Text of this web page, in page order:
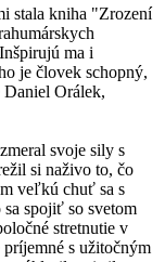
stala kniha "Zrození
ma i
je človek schopný,
Daniel Orálek,
svoje sily s
si naživo to, čo
veľkú chuť sa s
spojiť so svetom
stretnutie v
s užitočným